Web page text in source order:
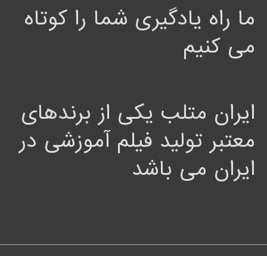
ما راه یادگیری شما را کوتاه
می کنیم
ایران متلب یکی از برندهای
معتبر تولید فیلم آموزشی در
ایران می باشد